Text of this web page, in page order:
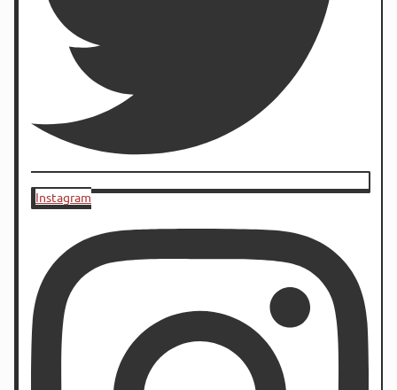
Instagram